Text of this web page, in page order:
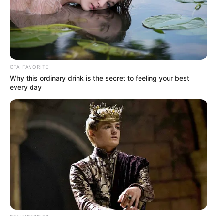
Hier geht es zu denschönsten Ausflugszielen und
Sehenswürdigkeiten in Bayern, zu denen die
Städte
sehenswerte Schlösser
weitere Touristenziele gehören.
Puzzle
CTA FAVORITE
Why this ordinary drink is the secret to feeling your best
every day